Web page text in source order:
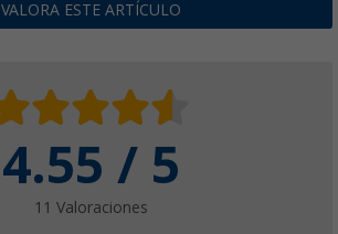
VALORA ESTE ARTÍCULO
4.55 / 5
11 Valoraciones